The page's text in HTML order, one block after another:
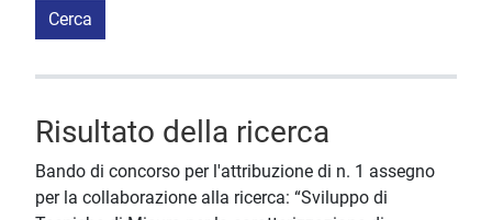
Cerca
Risultato della ricerca
Bando di concorso per l'attribuzione di n. 1 assegno
per la collaborazione alla ricerca: “Sviluppo di